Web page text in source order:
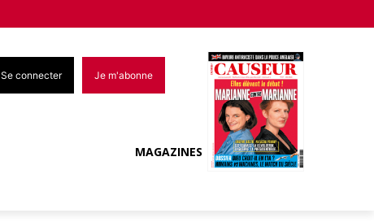
Se connecter Je m'abonne
MAGAZINES